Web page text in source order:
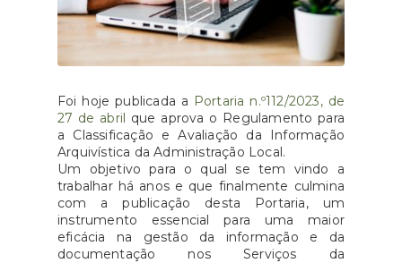
Foi hoje publicada a Portaria n.º112/2023, de
27 de abril que aprova o Regulamento para
a Classificação e Avaliação da Informação
Arquivística da Administração Local.
Um objetivo para o qual se tem vindo a
trabalhar há anos e que finalmente culmina
com a publicação desta Portaria, um
instrumento essencial para uma maior
eficácia na gestão da informação e da
documentação nos Serviços da